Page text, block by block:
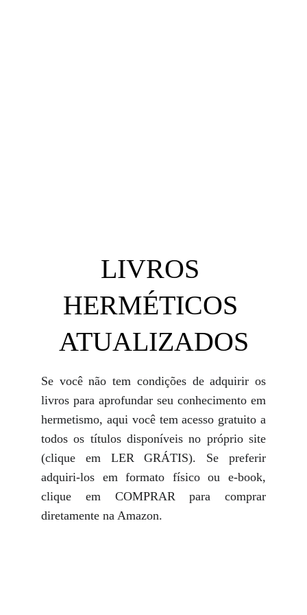
LIVROS
HERMÉTICOS
ATUALIZADOS
Se você não tem condições de adquirir os
livros para aprofundar seu conhecimento em
hermetismo, aqui você tem acesso gratuito a
todos os títulos disponíveis no próprio site
(clique em LER GRÁTIS). Se preferir
adquiri-los em formato físico ou e-book,
clique em COMPRAR para comprar
diretamente na Amazon.